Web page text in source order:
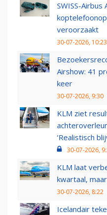
SWISS-
veroorzaakt
30-07-2026, 10:23
Airshow: 41
keer
30-07-2026, 9:30
KLM ziet
‘Realistisch
30-07-2026,
KLM laat
kwartaal,
30-07-2026, 8:22
Icelandair